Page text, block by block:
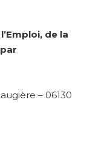
de la
– 06130